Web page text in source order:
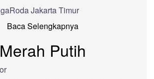
Baca Selengkapnya
Merah Putih